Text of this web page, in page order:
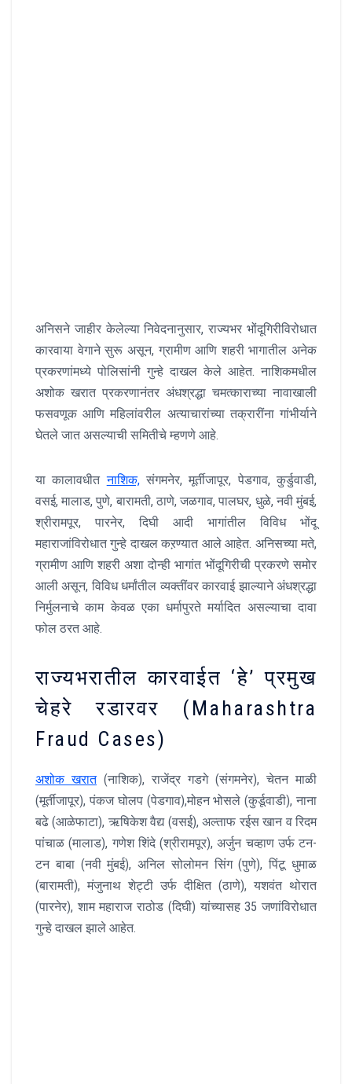
अनिसने जाहीर केलेल्या निवेदनानुसार, राज्यभर भोंदूगिरीविरोधात
कारवाया वेगाने सुरू असून, ग्रामीण आणि शहरी भागातील अनेक
प्रकरणांमध्ये पोलिसांनी गुन्हे दाखल केले आहेत. नाशिकमधील
अशोक खरात प्रकरणानंतर अंधश्रद्धा चमत्काराच्या नावाखाली
फसवणूक आणि महिलांवरील अत्याचारांच्या तक्रारींना गांभीर्याने
घेतले जात असल्याची समितीचे म्हणणे आहे.
या कालावधीतनाशिक,संगमनेर, मूर्तीजापूर, पेडगाव, कुर्डुवाडी,
वसई, मालाड, पुणे, बारामती, ठाणे, जळगाव, पालघर, धुळे, नवी मुंबई,
श्रीरामपूर, पारनेर, दिघी आदी भागांतील विविध भोंदू
महाराजांविरोधात गुन्हे दाखल कऱण्यात आले आहेत. अनिसच्या मते,
ग्रामीण आणि शहरी अशा दोन्ही भागांत भोंदूगिरीची प्रकरणे समोर
आली असून, विविध धर्मांतील व्यक्तींवर कारवाई झाल्याने अंधश्रद्धा
निर्मुलनाचे काम केवळ एका धर्मापुरते मर्यादित असल्याचा दावा
फोल ठरत आहे.
राज्यभरातील कारवाईत ‘हे’ प्रमुख
चेहरे रडारवर (Maharashtra
Fraud Cases)
अशोक खरात(नाशिक), राजेंद्र गडगे (संगमनेर), चेतन माळी
(मूर्तीजापूर), पंकज घोलप (पेडगाव),मोहन भोसले (कुर्डूवाडी), नाना
बढे (आळेफाटा), ऋषिकेश वैद्य (वसई), अल्ताफ रईस खान व रिदम
पांचाळ (मालाड), गणेश शिंदे (श्रीरामपूर), अर्जुन चव्हाण उर्फ टन-
टन बाबा (नवी मुंबई), अनिल सोलोमन सिंग (पुणे), पिंटू धुमाळ
(बारामती), मंजुनाथ शेट्टी उर्फ दीक्षित (ठाणे), यशवंत थोरात
(पारनेर), शाम महाराज राठोड (दिघी) यांच्यासह 35 जणांविरोधात
गुन्हे दाखल झाले आहेत.